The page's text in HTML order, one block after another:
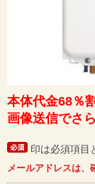
本体代金68％
画像送信でさ
印は必須項目
メールアドレスは、